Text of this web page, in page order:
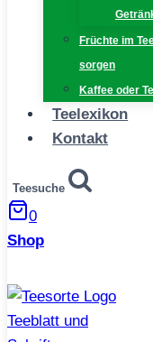
Früchte im
sorgen
Kaffee oder
Teelexikon
Kontakt
Teesuche
0
Shop